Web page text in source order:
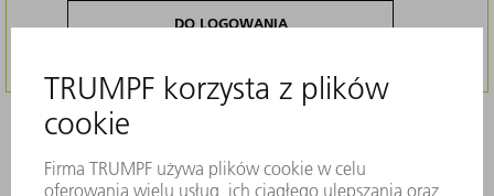
DO LOGOWANIA